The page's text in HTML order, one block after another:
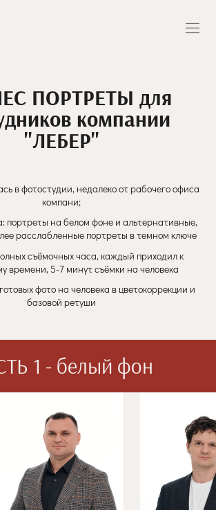
ПОРТРЕТЫ для
компании
"ЛЕБЕР"
в фотостудии, недалеко от рабочего офиса
компани;
портреты на белом фоне и альтернативные,
расслабленные портреты в темном ключе
съёмочных часа, каждый приходил к
времени, 5-7 минут съёмки на человека
фото на человека в цветокоррекции и
базовой ретуши
1 - белый фон